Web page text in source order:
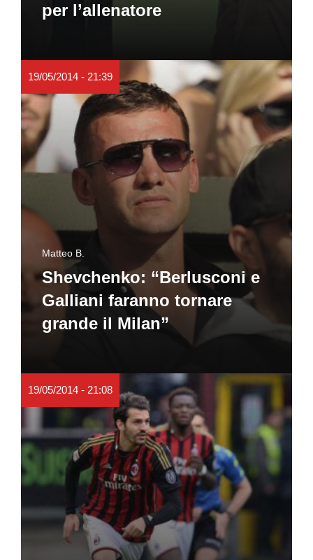
per l’allenatore
19/05/2014 - 21:39
Matteo B.
Shevchenko: “Berlusconi e
Galliani faranno tornare
grande il Milan”
19/05/2014 - 21:08